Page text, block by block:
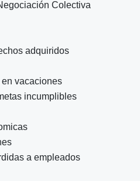
Colectiva
adquiridos
vacaciones
incumplibles
a empleados